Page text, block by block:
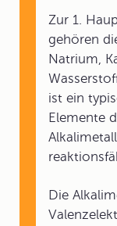
Zur 1.
gehören
Natrium,
ist ein
Elemente
Die